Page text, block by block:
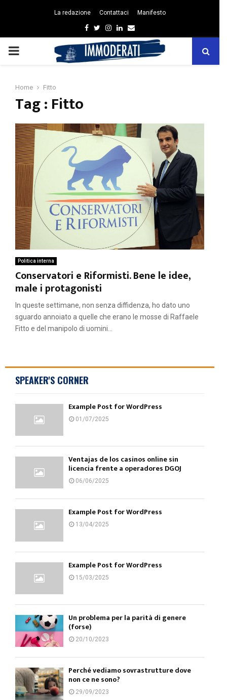
La redazione Contattaci Manifesto
Facebook
Twitter
Instagram
Linkedin
Email
PRIMARY
Home Fitto
Tag : Fitto
Politica interna
Conservatori e Riformisti. Bene le idee,
male i protagonisti
In queste settimane, non senza diffidenza, ho dato uno
sguardo annoiato a quelle che erano le mosse di Raffaele
Fitto e del manipolo di uomini...
SPEAKER'S CORNER
Example Post for WordPress
01/07/2025
Ventajas de los casinos online sin
licencia frente a operadores DGOJ
06/06/2025
Example Post for WordPress
13/04/2025
Example Post for WordPress
15/03/2025
Un problema per la parità di genere
(forse)
20/10/2023
Perché vediamo sovrastrutture dove
non ce ne sono?
29/09/2023